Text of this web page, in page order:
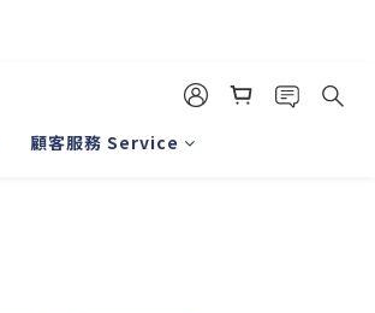
顧客服務 Service